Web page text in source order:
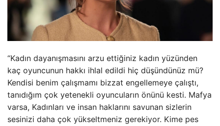
“Kadın dayanışmasını arzu ettiğiniz kadın yüzünden
kaç oyuncunun hakkı ihlal edildi hiç düşündünüz mü?
Kendisi benim çalışmamı bizzat engellemeye çalıştı,
tanıdığım çok yetenekli oyuncuların önünü kesti. Mafya
varsa, Kadınları ve insan haklarını savunan sizlerin
sesinizi daha çok yükseltmeniz gerekiyor. Kime pes